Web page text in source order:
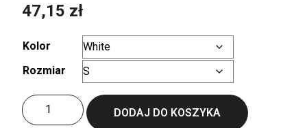
47,15 zł
Kolor
Rozmiar
ilość
Active
DODAJ DO KOSZYKA